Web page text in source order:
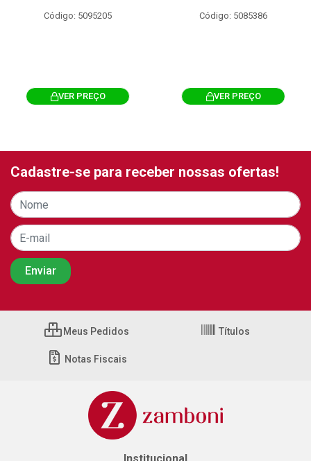
Código: 5095205
VER PREÇO
Código: 5085386
VER PREÇO
Cadastre-se para receber nossas ofertas!
Meus Pedidos Títulos
Notas Fiscais